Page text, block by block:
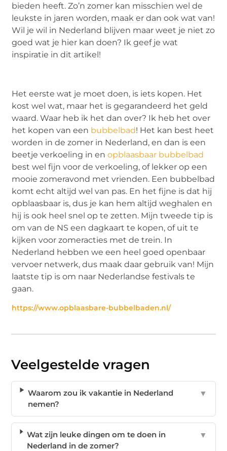
bieden heeft. Zo’n zomer kan misschien wel de
leukste in jaren worden, maak er dan ook wat van!
Wil je wil in Nederland blijven maar weet je niet zo
goed wat je hier kan doen? Ik geef je wat
inspiratie in dit artikel!
Het eerste wat je moet doen, is iets kopen. Het
kost wel wat, maar het is gegarandeerd het geld
waard. Waar heb ik het dan over? Ik heb het over
het kopen van een bubbelbad! Het kan best heet
worden in de zomer in Nederland, en dan is een
beetje verkoeling in enopblaasbaar bubbelbad
best wel fijn voor de verkoeling, of lekker op een
mooie zomeravond met vrienden. Een bubbelbad
komt echt altijd wel van pas. En het fijne is dat hij
opblaasbaar is, dus je kan hem altijd weghalen en
hij is ook heel snel op te zetten. Mijn tweede tip is
om van de NS een dagkaart te kopen, of uit te
kijken voor zomeracties met de trein. In
Nederland hebben we een heel goed openbaar
vervoer netwerk, dus maak daar gebruik van! Mijn
laatste tip is om naar Nederlandse festivals te
gaan.
https://www.opblaasbare-bubbelbaden.nl/
Veelgestelde vragen
Waarom zou ik vakantie in Nederland
nemen?
▼
Wat zijn leuke dingen om te doen in
Nederland in de zomer?
▼